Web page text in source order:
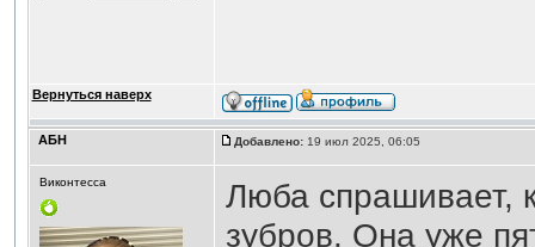
Вернуться наверх
АБН Добавлено:19 июл 2025, 06:05
Виконтесса
Люба спрашивает,
зубров. Она уже